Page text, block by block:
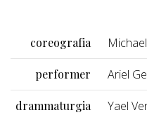
coreografia
performer Ariel
drammaturgia Yael